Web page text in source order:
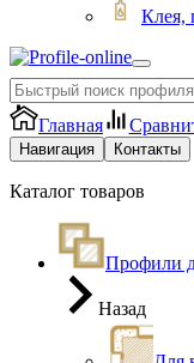
Клея,
Главная
Навигация Контакты
Каталог товаров
Профили
Назад